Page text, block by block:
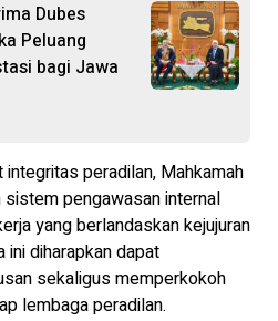
Dubes
Peluang
bagi Jawa
peradilan, Mahkamah
pengawasan internal
yang berlandaskan kejujuran
ini diharapkan dapat
sekaligus memperkokoh
lembaga peradilan.